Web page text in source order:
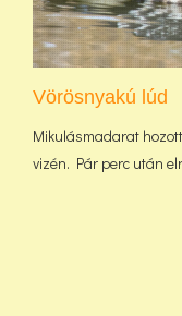
Vörösnyakú lúd
Mikulásmadarat
vizén. Pár perc után